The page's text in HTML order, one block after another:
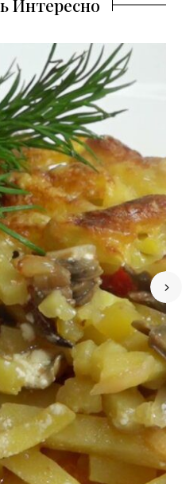
Интересно